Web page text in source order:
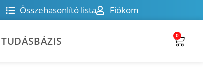
Összehasonlító lista Fiókom
TUDÁSBÁZIS 0